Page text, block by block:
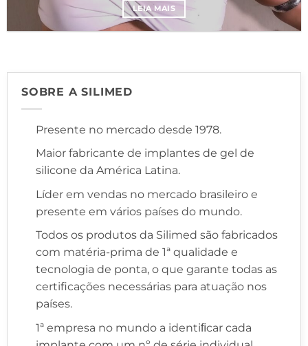
LEIA MAIS
SOBRE A SILIMED
Presente no mercado desde 1978.
Maior fabricante de implantes de gel de
silicone da América Latina.
Líder em vendas no mercado brasileiro e
presente em vários países do mundo.
Todos os produtos da Silimed são fabricados
com matéria-prima de 1ª qualidade e
tecnologia de ponta, o que garante todas as
certificações necessárias para atuação nos
países.
1ª empresa no mundo a identiﬁcar cada